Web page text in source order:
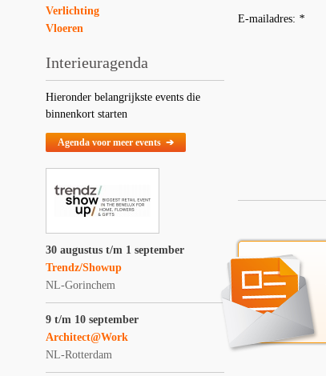
Verlichting
Vloeren
Interieuragenda
Hieronder belangrijkste events die
binnenkort starten
Agenda voor meer events ➔
30 augustus t/m 1 september
Trendz/Showup
NL-Gorinchem
9 t/m 10 september
Architect@Work
NL-Rotterdam
E-mailadres: *